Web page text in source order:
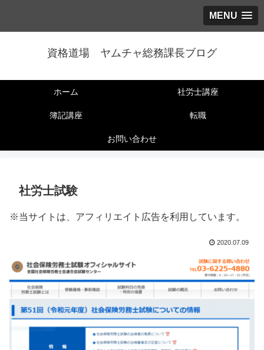
MENU
資格道場 ヤムチャ総務課長ブログ
ホーム 社労士講座
簿記講座 転職
お問い合わせ
社労士試験
※当サイトは、アフィリエイト広告を利用しています。
2020.07.09